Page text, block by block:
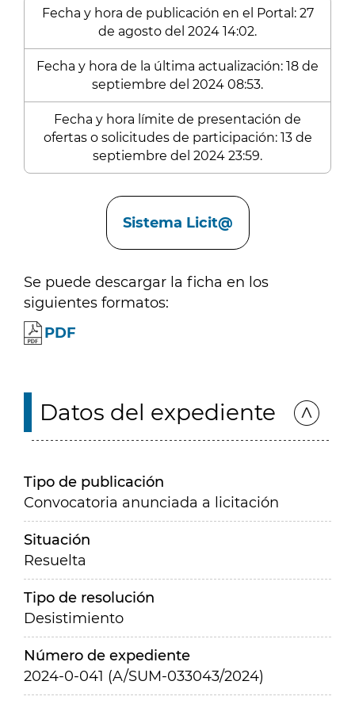
Fecha y hora de publicación en el Portal: 27
de agosto del 2024 14:02.
Fecha y hora de la última actualización: 18 de
septiembre del 2024 08:53.
Fecha y hora límite de presentación de
ofertas o solicitudes de participación: 13 de
septiembre del 2024 23:59.
Sistema Licit@
Se puede descargar la ficha en los
siguientes formatos:
PDF
Datos del expediente
Tipo de publicación
Convocatoria anunciada a licitación
Situación
Resuelta
Tipo de resolución
Desistimiento
Número de expediente
2024-0-041 (A/SUM-033043/2024)